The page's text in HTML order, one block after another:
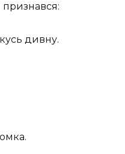
признався:
дивну.